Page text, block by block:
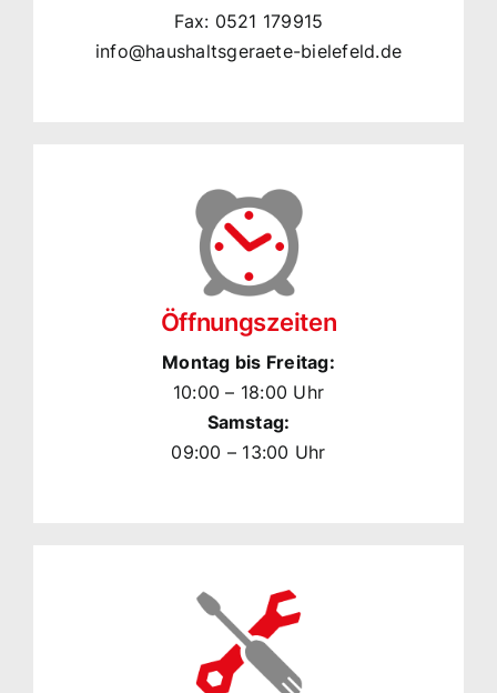
Fax: 0521 179915
info@haushaltsgeraete-bielefeld.de
Öffnungszeiten
Montag bis Freitag:
10:00 – 18:00 Uhr
Samstag:
09:00 – 13:00 Uhr